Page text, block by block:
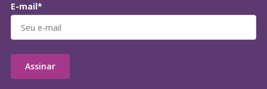
E-mail*
Assinar